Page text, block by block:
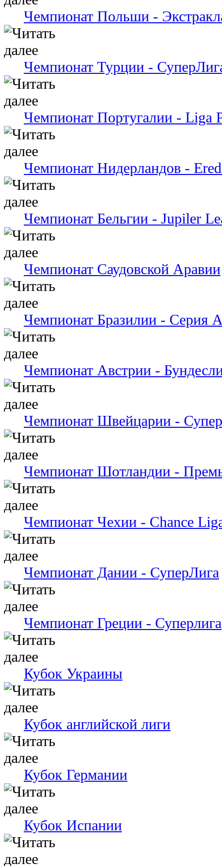
Чемпионат Польши -
Чемпионат Турции -
Чемпионат Португалии - Liga
Чемпионат Нидерландов -
Чемпионат Бельгии - Jupiler
Чемпионат Саудовской Аравии
Чемпионат Бразилии - Серия
Чемпионат Австрии -
Чемпионат Швейцарии -
Чемпионат Шотландии -
Чемпионат Чехии - Chance
Чемпионат Дании - СуперЛига
Чемпионат Греции - Суперлига
Кубок Украины
Кубок английской лиги
Кубок Германии
Кубок Испании